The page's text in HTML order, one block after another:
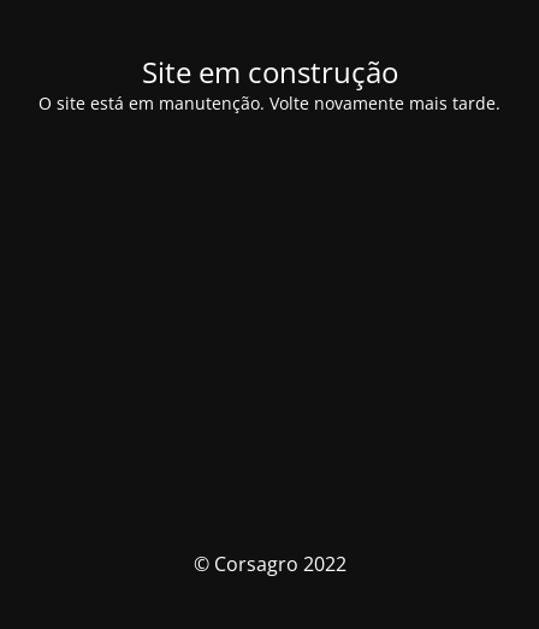
Site em construção
O site está em manutenção. Volte novamente mais tarde.
© Corsagro 2022